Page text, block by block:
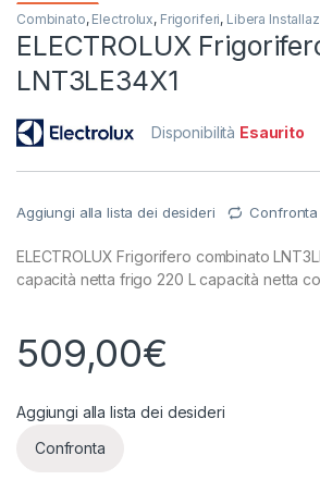
Combinato, Electrolux, Frigoriferi, Libera
ELECTROLUX
LNT3LE34X1
Disponibilità Esaurito
Aggiungi alla lista dei desideri Confronta
ELECTROLUX Frigorifero combinato
capacità netta frigo 220 L capacità netta
509,00€
Aggiungi alla lista dei desideri
Confronta